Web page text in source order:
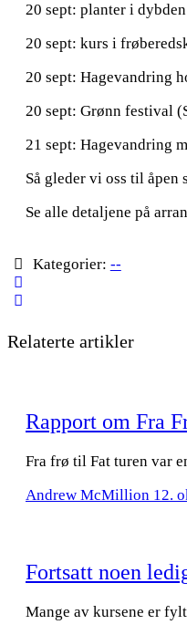
20 sept: planter i
20 sept: kurs i
20 sept: Hagevandring
20 sept: Grønn festival
21 sept: Hagevandring
Så gleder vi oss til åpen
Se alle detaljene på
Kategorier: --
Relaterte artikler
Rapport om Fra
Fra frø til Fat turen var
Andrew McMillion 12.
Fortsatt noen
Mange av kursene er